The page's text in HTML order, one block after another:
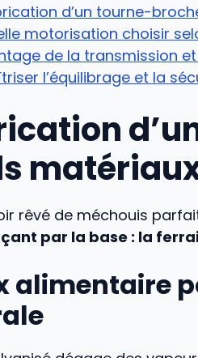
d’un tourne-
motorisation choisir
de la transmission
l’équilibrage et la
rêvé de méchouis
par la base : la
alimentaire